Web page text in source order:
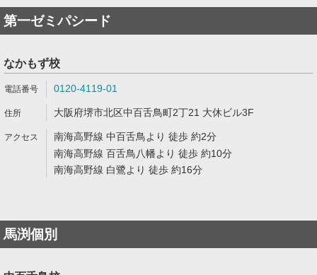
第一ゼミパシード
なかもず校
0120-4119-01
大阪府堺市北区中百舌鳥町2丁21 大休ビル3F
南海高野線 中百舌鳥より 徒歩 約2分
南海高野線 百舌鳥八幡より 徒歩 約10分
南海高野線 白鷺より 徒歩 約16分
馬渕個別